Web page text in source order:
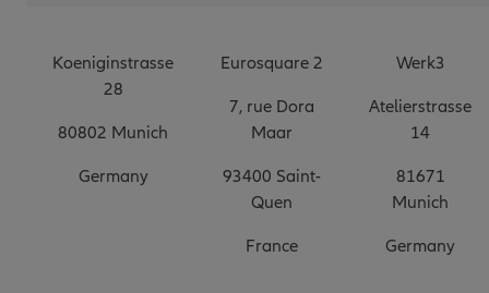
Koeniginstrasse
28
80802 Munich
Germany
Eurosquare 2
7, rue Dora
Maar
93400 Saint-
Quen
France
Werk3
Atelierstrasse
14
81671
Munich
Germany